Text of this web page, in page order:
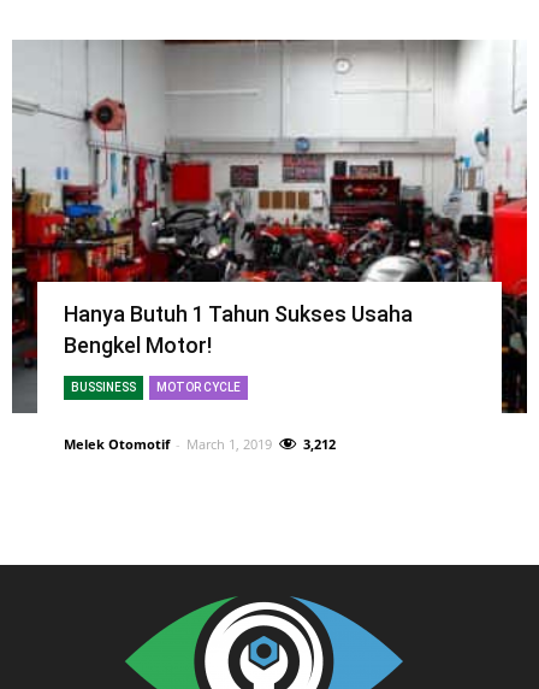
Hanya Butuh 1 Tahun Sukses Usaha
Bengkel Motor!
BUSSINESS MOTOR CYCLE
Melek Otomotif - March 1, 2019 3,212